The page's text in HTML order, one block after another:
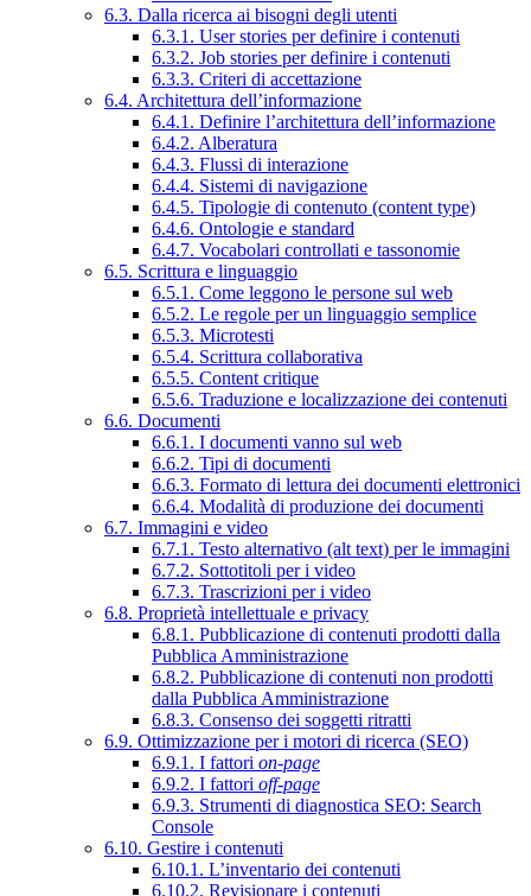
6.3. Dalla ricerca ai bisogni degli utenti
6.3.1. User stories per definire i contenuti
6.3.2. Job stories per definire i contenuti
6.3.3. Criteri di accettazione
6.4. Architettura dell’informazione
6.4.1. Definire l’architettura dell’informazione
6.4.2. Alberatura
6.4.3. Flussi di interazione
6.4.4. Sistemi di navigazione
6.4.5. Tipologie di contenuto (content type)
6.4.6. Ontologie e standard
6.4.7. Vocabolari controllati e tassonomie
6.5. Scrittura e linguaggio
6.5.1. Come leggono le persone sul web
6.5.2. Le regole per un linguaggio semplice
6.5.3. Microtesti
6.5.4. Scrittura collaborativa
6.5.5. Content critique
6.5.6. Traduzione e localizzazione dei contenuti
6.6. Documenti
6.6.1. I documenti vanno sul web
6.6.2. Tipi di documenti
6.6.3. Formato di lettura dei documenti elettronici
6.6.4. Modalità di produzione dei documenti
6.7. Immagini e video
6.7.1. Testo alternativo (alt text) per le immagini
6.7.2. Sottotitoli per i video
6.7.3. Trascrizioni per i video
6.8. Proprietà intellettuale e privacy
6.8.1. Pubblicazione di contenuti prodotti dalla
Pubblica Amministrazione
6.8.2. Pubblicazione di contenuti non prodotti
dalla Pubblica Amministrazione
6.8.3. Consenso dei soggetti ritratti
6.9. Ottimizzazione per i motori di ricerca (SEO)
6.9.1. I fattori on-page
6.9.2. I fattori off-page
6.9.3. Strumenti di diagnostica SEO: Search
Console
6.10. Gestire i contenuti
6.10.1. L’inventario dei contenuti
6.10.2. Revisionare i contenuti